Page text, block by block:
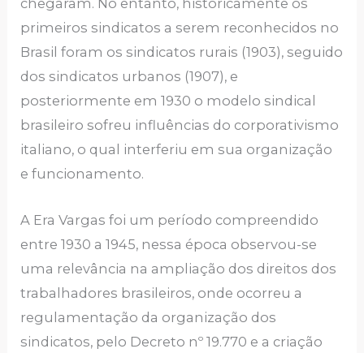
chegaram. No entanto, historicamente os
primeiros sindicatos a serem reconhecidos no
Brasil foram os sindicatos rurais (1903), seguido
dos sindicatos urbanos (1907), e
posteriormente em 1930 o modelo sindical
brasileiro sofreu influências do corporativismo
italiano, o qual interferiu em sua organização
e funcionamento.
A Era Vargas foi um período compreendido
entre 1930 a 1945, nessa época observou-se
uma relevância na ampliação dos direitos dos
trabalhadores brasileiros, onde ocorreu a
regulamentação da organização dos
sindicatos, pelo Decreto nº 19.770 e a criação